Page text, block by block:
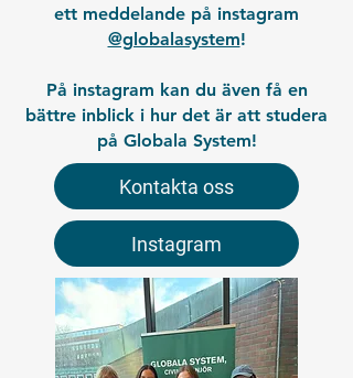
ett meddelande på instagram
@globalasystem!
På instagram kan du även få en
bättre inblick i hur det är att studera
på Globala System!
Kontakta oss
Instagram